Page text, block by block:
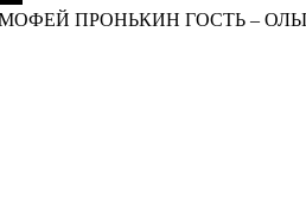
ПРОНЬКИН ГОСТЬ –